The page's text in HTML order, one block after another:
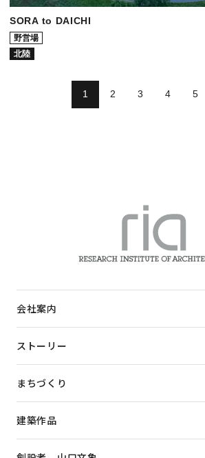
SORA to DAICHI
野営場
北陸
1 2 3 4 5
会社案内
ストーリー
まちづくり
建築作品